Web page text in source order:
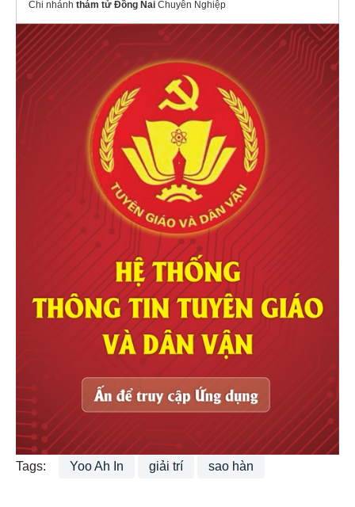
Chi nhánh thám tử Đồng Nai Chuyên Nghiệp
Tags: Yoo Ah In giải trí sao hàn